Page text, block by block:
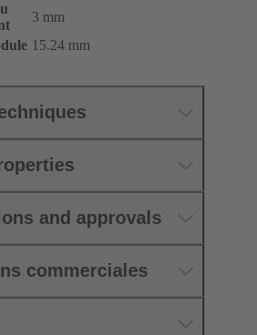
3 mm
15.24 mm
and approvals
commerciales